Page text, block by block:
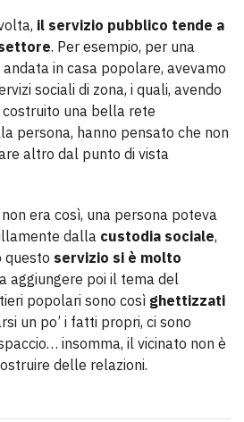
il servizio pubblico tende a
. Per esempio, per una
in casa popolare, avevamo
sociali di zona, i quali, avendo
una bella rete
persona, hanno pensato che non
altro dal punto di vista
era così, una persona poteva
dalla custodia sociale,
questo servizio si è molto
aggiungere poi il tema del
popolari sono così ghettizzati
un po’ i fatti propri, ci sono
insomma, il vicinato non è
delle relazioni.